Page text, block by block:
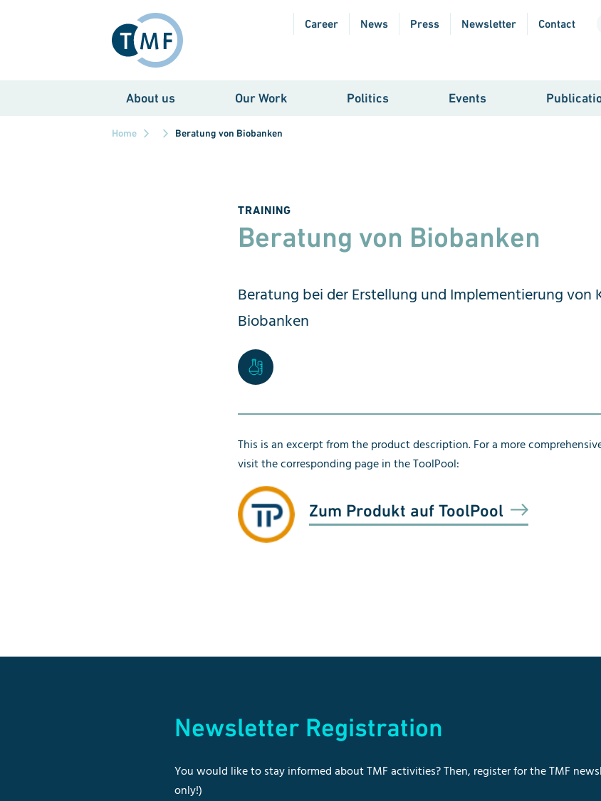
Career News Press Newsletter Contact
About us Our Work Politics Events
Home Beratung von Biobanken
TRAINING
Beratung von Biobanken
Beratung bei der Erstellung und Implementierung von
Biobanken
This is an excerpt from the product description. For a more
visit the corresponding page in the ToolPool:
Zum Produkt auf ToolPool
Newsletter Registration
You would like to stay informed about TMF activities? Then, register for the TMF
only!)